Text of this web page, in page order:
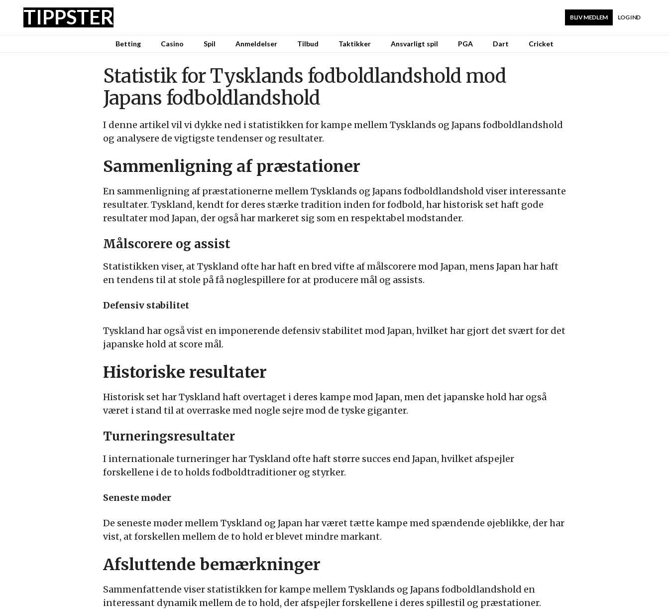
TIPPSTER LOG IND
BLIV MEDLEM
Betting Casino Spil Anmeldelser Tilbud Taktikker Ansvarligt spil PGA Dart Cricket
Statistik for Tysklands fodboldlandshold mod
Japans fodboldlandshold
I denne artikel vil vi dykke ned i statistikken for kampe mellem Tysklands og Japans fodboldlandshold
og analysere de vigtigste tendenser og resultater.
Sammenligning af præstationer
En sammenligning af præstationerne mellem Tysklands og Japans fodboldlandshold viser interessante
resultater. Tyskland, kendt for deres stærke tradition inden for fodbold, har historisk set haft gode
resultater mod Japan, der også har markeret sig som en respektabel modstander.
Målscorere og assist
Statistikken viser, at Tyskland ofte har haft en bred vifte af målscorere mod Japan, mens Japan har haft
en tendens til at stole på få nøglespillere for at producere mål og assists.
Defensiv stabilitet
Tyskland har også vist en imponerende defensiv stabilitet mod Japan, hvilket har gjort det svært for det
japanske hold at score mål.
Historiske resultater
Historisk set har Tyskland haft overtaget i deres kampe mod Japan, men det japanske hold har også
været i stand til at overraske med nogle sejre mod de tyske giganter.
Turneringsresultater
I internationale turneringer har Tyskland ofte haft større succes end Japan, hvilket afspejler
forskellene i de to holds fodboldtraditioner og styrker.
Seneste møder
De seneste møder mellem Tyskland og Japan har været tætte kampe med spændende øjeblikke, der har
vist, at forskellen mellem de to hold er blevet mindre markant.
Afsluttende bemærkninger
Sammenfattende viser statistikken for kampe mellem Tysklands og Japans fodboldlandshold en
interessant dynamik mellem de to hold, der afspejler forskellene i deres spillestil og præstationer.